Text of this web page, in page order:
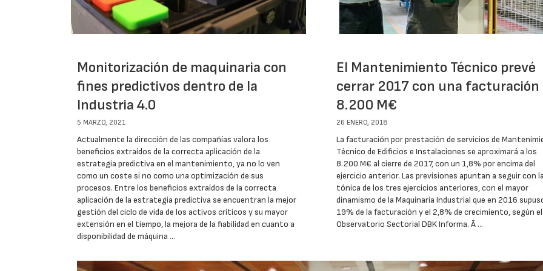
Monitorización de maquinaria con
fines predictivos dentro de la
Industria 4.0
5 MARZO, 2021
Actualmente la dirección de las compañías valora los
beneficios extraídos de la correcta aplicación de la
estrategia predictiva en el mantenimiento, ya no lo ven
como un coste si no como una optimización de sus
procesos. Entre los beneficios extraídos de la correcta
aplicación de la estrategia predictiva se encuentran la mejor
gestión del ciclo de vida de los activos críticos y su mayor
extensión en el tiempo, la mejora de la fiabilidad en cuanto a
disponibilidad de máquina …
El Mantenimiento Técnico prevé
cerrar 2017 con una facturación
8.200 M€
26 ENERO, 2018
La facturación por prestación de servicios de
Técnico de Edificios e Instalaciones se aproximará a los
8.200 M€ al cierre de 2017, con un 1,8% por encima del
ejercicio anterior. Las previsiones apuntan a seguir con
tónica de los tres ejercicios anteriores, con el mayor
dinamismo de la Maquinaria Industrial que en 2016
19% de la facturación y el 2,8% de crecimiento, según el
Observatorio Sectorial DBK Informa. Â …